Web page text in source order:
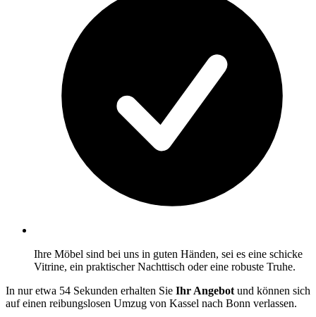
Ihre Möbel sind bei uns in guten Händen, sei es eine schicke
Vitrine, ein praktischer Nachttisch oder eine robuste Truhe.
In nur etwa 54 Sekunden erhalten Sie Ihr Angebot und können sich
auf einen reibungslosen Umzug von Kassel nach Bonn verlassen.